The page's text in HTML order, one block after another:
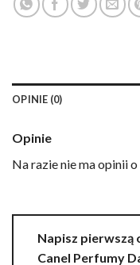
OPINIE (0)
Opinie
Na razie nie ma opinii
Napisz pierwszą
Canel Perfumy